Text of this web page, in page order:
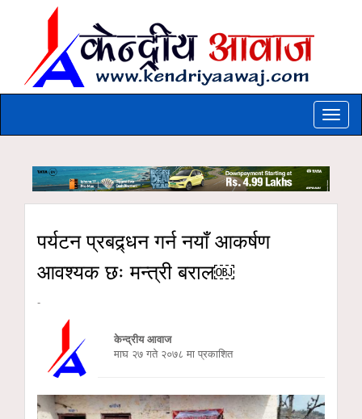
Toggle
पर्यटन प्रबद्र्धन गर्न नयाँ आकर्षण
आवश्यक छः मन्त्री बराल￼
-
केन्द्रीय आवाज
माघ २७ गते २०७८ मा प्रकाशित